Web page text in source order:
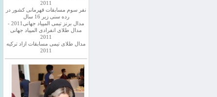
2011
نفر سوم مسابقات قهرمانی کشور در
رده سنی زیر 16 سال
مدال برنز تیمی المپیاد جهانی2011 -
مدال طلای انفرادی المپیاد جهانی
2011
مدال طلای تیمی مسابقات ازاد ترکیه
2011